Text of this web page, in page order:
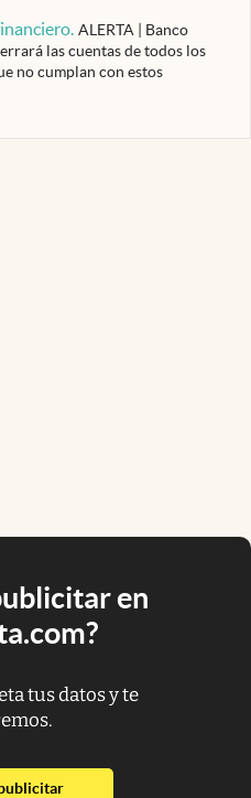
. ALERTA | Banco
las cuentas de todos los
no cumplan con estos
en
tus datos y te
abre en nueva pestaña